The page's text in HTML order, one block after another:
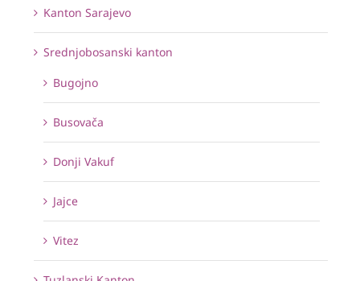
Kanton Sarajevo
Srednjobosanski kanton
Bugojno
Busovača
Donji Vakuf
Jajce
Vitez